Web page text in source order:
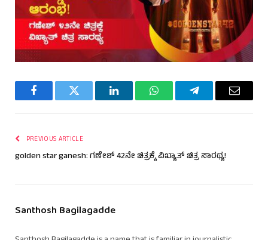
FacebookTwitter LinkedInWhatsAppTelegramEmail
PREVIOUS ARTICLE
golden star ganesh: ಗಣೇಶ್ 42ನೇ ಚಿತ್ರಕ್ಕೆ ವಿಖ್ಯಾತ್ ಚಿತ್ರ ಸಾರಥ್ಯ!
Santhosh Bagilagadde